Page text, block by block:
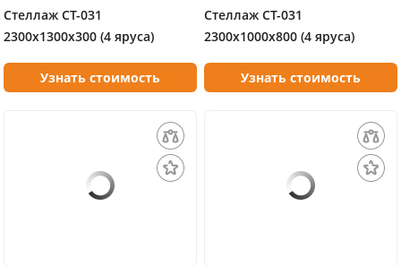
Стеллаж СТ-031
2300х1300х300 (4 яруса)
Узнать стоимость
Стеллаж СТ-031
2300х1000х800 (4 яруса)
Узнать стоимость